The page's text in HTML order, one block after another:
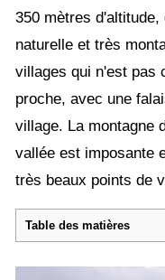
350 mètres
naturelle et très
villages qui n'est pas
proche, avec une
village. La montagne
vallée est imposante
très beaux points de
Table des matières